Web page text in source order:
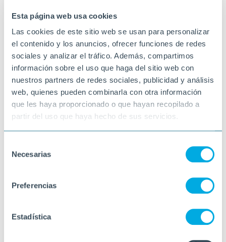
Esta página web usa cookies
Las cookies de este sitio web se usan para personalizar
el contenido y los anuncios, ofrecer funciones de redes
sociales y analizar el tráfico. Además, compartimos
información sobre el uso que haga del sitio web con
nuestros partners de redes sociales, publicidad y análisis
web, quienes pueden combinarla con otra información
que les haya proporcionado o que hayan recopilado a
partir del uso que haya hecho de sus servicios.
Necesarias
Preferencias
Estadística
de la música
La música té el poder de connectar-nos
amb moments especials de la nostra vida… i
ambJoan Manuel Serratho hem tornat a
comprovar ❤️????
12-05-2026
TORTOSA